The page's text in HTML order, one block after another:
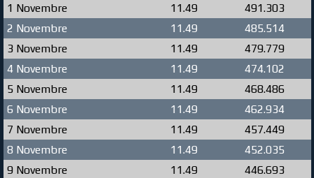
1 Novembre
11.49
491.303
2 Novembre
11.49
485.514
3 Novembre
11.49
479.779
4 Novembre
11.49
474.102
5 Novembre
11.49
468.486
6 Novembre
11.49
462.934
7 Novembre
11.49
457.449
8 Novembre
11.49
452.035
9 Novembre
11.49
446.693